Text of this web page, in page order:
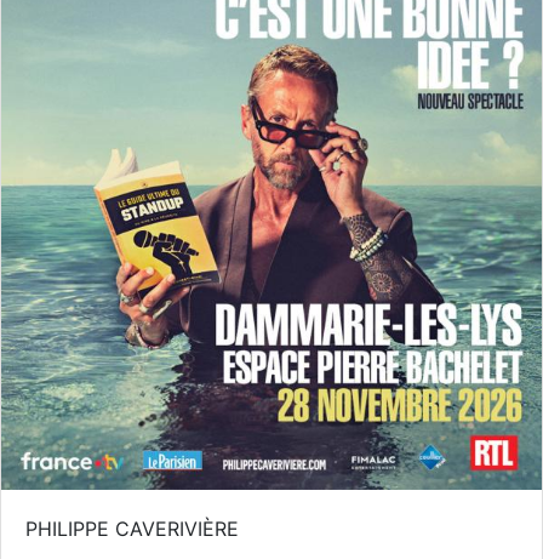
PHILIPPE CAVERIVIÈRE